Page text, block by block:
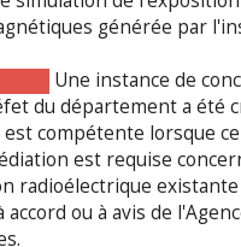
générée par
Une instance de
du département a été
est compétente lorsque
est requise
radioélectrique
accord ou à avis de